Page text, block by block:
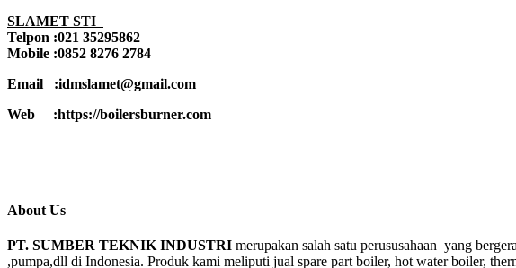
SLAMET STI
Telpon :021 35295862
Mobile :0852 8276 2784
Email :idmslamet@gmail.com
Web :https://boilersburner.com
About Us
PT. SUMBER TEKNIK INDUSTRI merupakan salah satu perususahaan yang
,pumpa,dll di Indonesia. Produk kami meliputi jual spare part boiler, hot water boiler,